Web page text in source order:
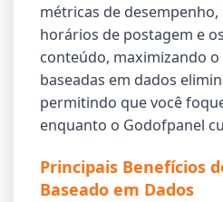
métricas de
horários de postagem e
conteúdo, maximizando o
baseadas em dados
permitindo que você
enquanto o Godofpanel
Principais Benefícios
Baseado em Dados